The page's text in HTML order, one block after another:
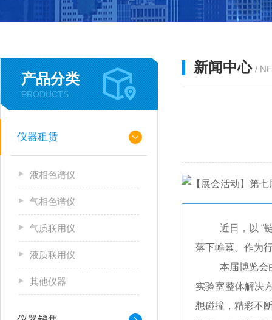
产品分类
PRODUCTS
仪器租赁
液相色谱仪
气相色谱仪
气质联用仪
液质联用仪
其他仪器
新闻中心 /
近日，以 “
落下帷幕。作为
本届博览会
实验室整体解决
想碰撞，精彩不